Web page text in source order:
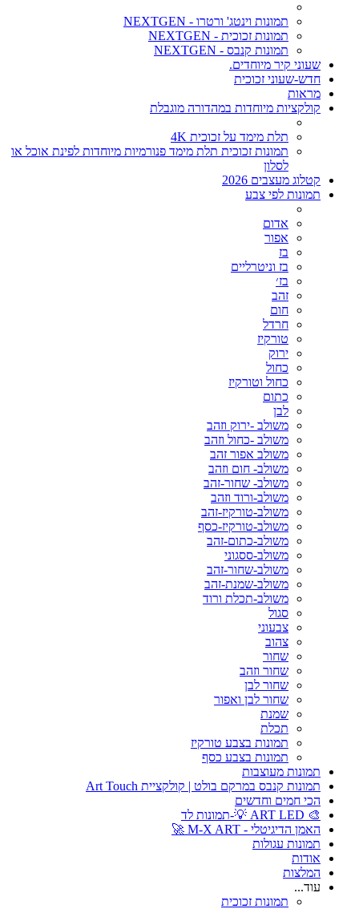
תמונות וינטג' ורטרו - NEXTGEN
תמונות זכוכית - NEXTGEN
תמונות קנבס - NEXTGEN
שעוני קיר מיוחדים.
חדש-שעוני זכוכית
מראות
קולקציות מיוחדות במהדורה מוגבלת
תלת מימד על זכוכית 4K
תמונות זכוכית תלת מימד פנורמיות מיוחדות לפינת אוכל או
לסלון
קטלוג מעצבים 2026
תמונות לפי צבע
אדום
אפור
בז
בז וניטרליים
בז׳
זהב
חום
חרדל
טורקיז
ירוק
כחול
כחול וטורקיז
כתום
לבן
משולב -ירוק וזהב
משולב -כחול וזהב
משולב אפור זהב
משולב- חום וזהב
משולב- שחור-זהב
משולב-ורוד וזהב
משולב-טורקיז-זהב
משולב-טורקיז-כסף
משולב-כתום-זהב
משולב-ססגוני
משולב-שחור-זהב
משולב-שמנת-זהב
משולב-תכלת ורוד
סגול
צבעוני
צהוב
שחור
שחור וזהב
שחור לבן
שחור לבן ואפור
שמנת
תכלת
תמונות בצבע טורקיז
תמונות בצבע כסף
תמונות מעוצבות
תמונות קנבס במרקם בולט | קולקציית Art Touch
הכי חמים וחדשים
🎨 ART LED 💡-תמונות לד
האמן הדיגיטלי - M-X ART 🚀
תמונות עגולות
אודות
המלצות
עוד...
תמונות זכוכית